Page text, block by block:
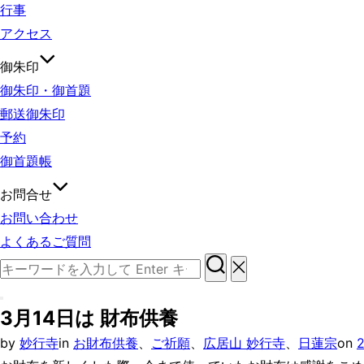
行事
アクセス
御朱印
御朱印・御首題
郵送御朱印
予約
御首題帳
お問合せ
お問い合わせ
よくあるご質問
検
対
象:
サ
イ
ド
3月14日は 財布供養
by 妙行寺in お財布供養、 ご祈願、 広居山 妙行寺、 日蓮宗on